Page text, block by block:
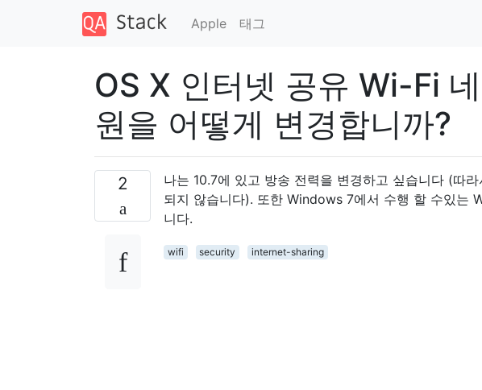
Apple 태그
OS X 인터넷 공유 Wi-Fi
원을 어떻게 변경합니까?
2
나는 10.7에 있고 방송 전력을 변경하고 싶습니다 (따
되지 않습니다). 또한 Windows 7에서 수행 할 수있는
니다.
wifi security internet-sharing